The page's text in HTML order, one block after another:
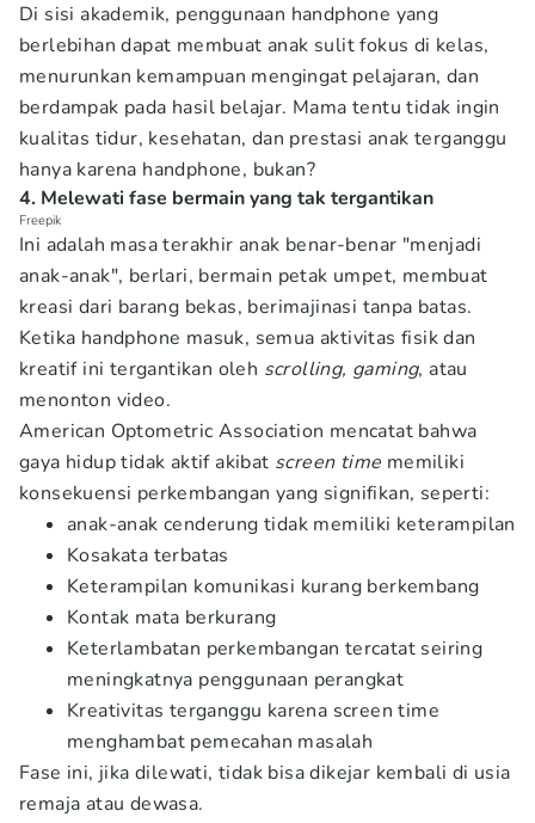
Di sisi akademik, penggunaan handphone yang
berlebihan dapat membuat anak sulit fokus di kelas,
menurunkan kemampuan mengingat pelajaran, dan
berdampak pada hasil belajar. Mama tentu tidak ingin
kualitas tidur, kesehatan, dan prestasi anak terganggu
hanya karena handphone, bukan?
4. Melewati fase bermain yang tak tergantikan
Freepik
Ini adalah masa terakhir anak benar-benar "menjadi
anak-anak", berlari, bermain petak umpet, membuat
kreasi dari barang bekas, berimajinasi tanpa batas.
Ketika handphone masuk, semua aktivitas fisik dan
kreatif ini tergantikan oleh scrolling, gaming, atau
menonton video.
American Optometric Association mencatat bahwa
gaya hidup tidak aktif akibat screen time memiliki
konsekuensi perkembangan yang signifikan, seperti:
anak-anak cenderung tidak memiliki keterampilan
Kosakata terbatas
Keterampilan komunikasi kurang berkembang
Kontak mata berkurang
Keterlambatan perkembangan tercatat seiring
meningkatnya penggunaan perangkat
Kreativitas terganggu karena screen time
menghambat pemecahan masalah
Fase ini, jika dilewati, tidak bisa dikejar kembali di usia
remaja atau dewasa.